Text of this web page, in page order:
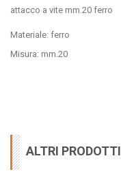
attacco a vite mm.20 ferro
Materiale: ferro
Misura: mm.20
ALTRI